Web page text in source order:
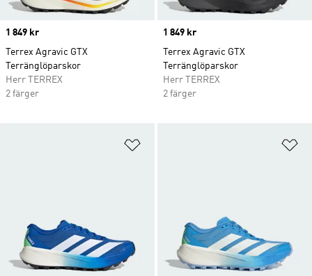
Price
1 849 kr
Terrex Agravic GTX
Terränglöparskor
Herr TERREX
2 färger
Price
1 849 kr
Terrex Agravic GTX
Terränglöparskor
Herr TERREX
2 färger